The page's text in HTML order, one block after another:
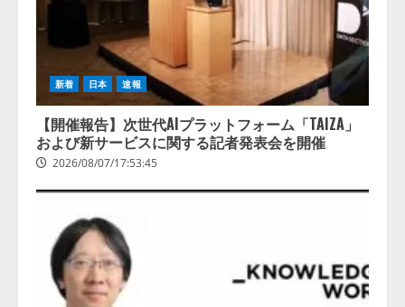
新着 日本 速報
【開催報告】次世代AIプラットフォーム「TAIZA」
および新サービスに関する記者発表会を開催
2026/08/07/17:53:45